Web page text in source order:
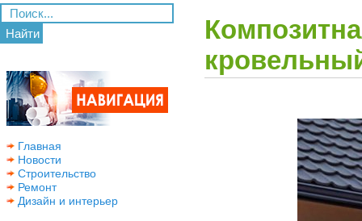
Найти
Главная
Новости
Строительство
Ремонт
Дизайн и интерьер